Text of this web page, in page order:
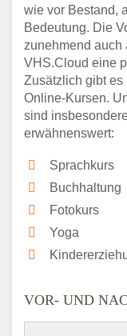
wie vor Bestand,
Bedeutung. Die
zunehmend auch
VHS.Cloud eine
Zusätzlich gibt es
Online-Kursen.
sind
erwähnenswert:
Sprachkurs
Buchhaltung
Fotokurs
Yoga
VOR- UND